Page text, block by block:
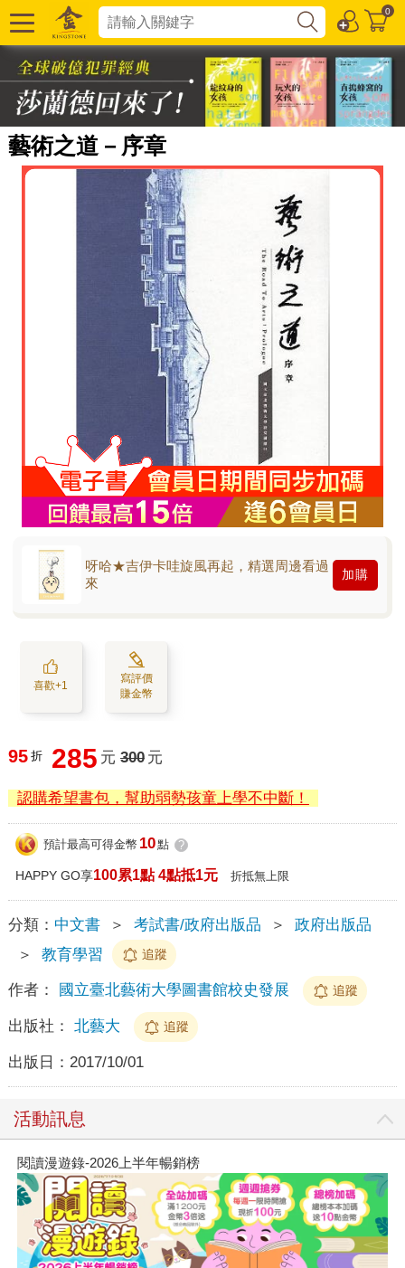
0
藝術之道－序章
呀哈★吉伊卡哇旋風再起，精選周邊看過
來
加購
喜歡+1
寫評價
賺金幣
95 折 285 元 300 元
認購希望書包，幫助弱勢孩童上學不中斷！
預計最高可得金幣 10點 ?
HAPPY GO享100累1點 4點抵1元 折抵無上限
分類： 中文書 ＞ 考試書/政府出版品 ＞
政府出版品
＞
教育學習 追蹤
作者： 國立臺北藝術大學圖書館校史發展 追蹤
出版社： 北藝大 追蹤
出版日： 2017/10/01
活動訊息
閱讀漫遊錄-2026上半年暢銷榜